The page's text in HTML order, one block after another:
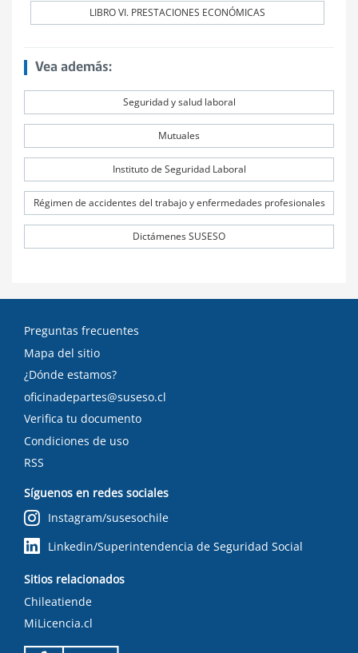
LIBRO VI. PRESTACIONES ECONÓMICAS
Vea además:
Seguridad y salud laboral
Mutuales
Instituto de Seguridad Laboral
Régimen de accidentes del trabajo y enfermedades profesionales
Dictámenes SUSESO
Preguntas frecuentes
Mapa del sitio
¿Dónde estamos?
oficinadepartes@suseso.cl
Verifica tu documento
Condiciones de uso
RSS
Síguenos en redes sociales
Instagram/susesochile
Linkedin/Superintendencia de Seguridad Social
Sitios relacionados
Chileatiende
MiLicencia.cl